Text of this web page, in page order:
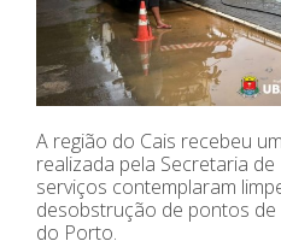
A região do Cais recebeu
realizada pela Secretaria
serviços contemplaram
desobstrução de pontos de
do Porto.